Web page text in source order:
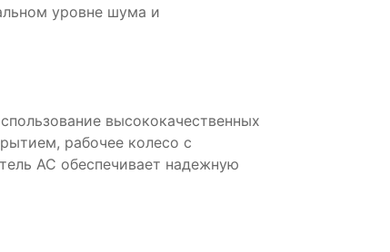
уровне шума и
высококачественных
рабочее колесо с
AC обеспечивает надежную